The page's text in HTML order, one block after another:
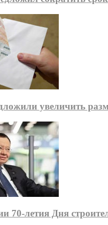
увеличить
70-летия Дня